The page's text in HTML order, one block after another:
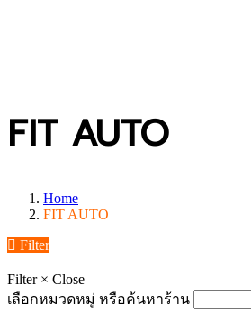
FIT AUTO
Home
FIT AUTO
Filter
Filter × Close
เลือกหมวดหมู่ หรือค้นหาร้าน